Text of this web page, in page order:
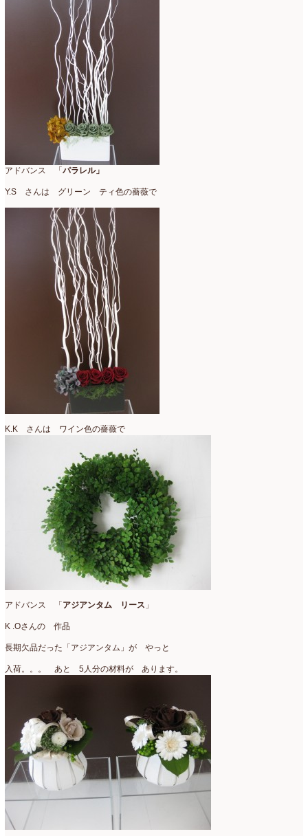
アドバンス 「 パラレル」
Y.S さんは グリーン ティ色の薔薇で
K.K さんは ワイン色の薔薇で
アドバンス 「 アジアンタム リース 」
K .Oさんの 作品
長期欠品だった「アジアンタム」が やっと
入荷。。。 あと 5人分の材料が あります。